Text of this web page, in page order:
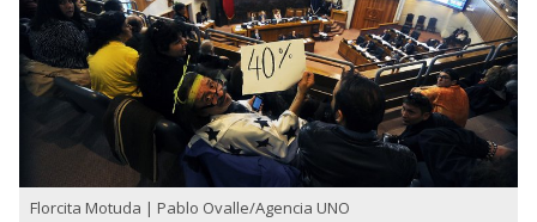
Florcita Motuda | Pablo Ovalle/Agencia UNO